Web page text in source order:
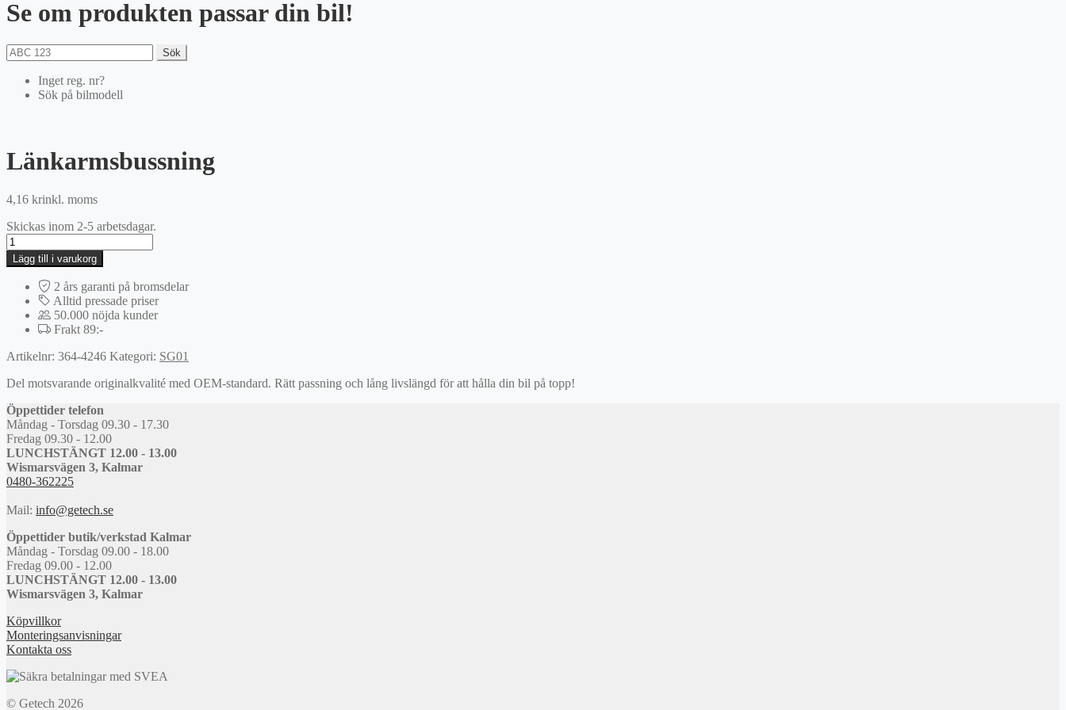
Se om produkten passar din bil!
Sök
Inget reg. nr?
Sök på bilmodell
Länkarmsbussning
4,16 krinkl. moms
Skickas inom 2-5 arbetsdagar.
Länkarmsbussning
mängd
Lägg till i varukorg
2 års garanti på bromsdelar
Alltid pressade priser
50.000 nöjda kunder
Frakt 89:-
Artikelnr: 364-4246 Kategori: SG01
Del motsvarande originalkvalité med OEM-standard. Rätt passning och lång livslängd för att hålla din bil på topp!
Öppettider telefon
Måndag - Torsdag 09.30 - 17.30
Fredag 09.30 - 12.00
LUNCHSTÄNGT 12.00 - 13.00
Wismarsvägen 3, Kalmar
0480-362225
Mail: info@getech.se
Öppettider butik/verkstad Kalmar
Måndag - Torsdag 09.00 - 18.00
Fredag 09.00 - 12.00
LUNCHSTÄNGT 12.00 - 13.00
Wismarsvägen 3, Kalmar
Köpvillkor
Monteringsanvisningar
Kontakta oss
© Getech 2026